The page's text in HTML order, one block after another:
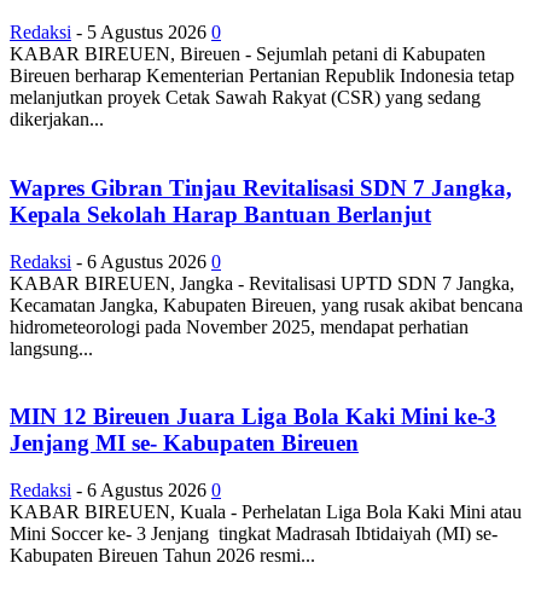
Redaksi - 5 Agustus 2026 0
KABAR BIREUEN, Bireuen - Sejumlah petani di Kabupaten
Bireuen berharap Kementerian Pertanian Republik Indonesia tetap
melanjutkan proyek Cetak Sawah Rakyat (CSR) yang sedang
dikerjakan...
Wapres Gibran Tinjau Revitalisasi SDN 7 Jangka,
Kepala Sekolah Harap Bantuan Berlanjut
Redaksi - 6 Agustus 2026 0
KABAR BIREUEN, Jangka - Revitalisasi UPTD SDN 7 Jangka,
Kecamatan Jangka, Kabupaten Bireuen, yang rusak akibat bencana
hidrometeorologi pada November 2025, mendapat perhatian
langsung...
MIN 12 Bireuen Juara Liga Bola Kaki Mini ke-3
Jenjang MI se- Kabupaten Bireuen
Redaksi - 6 Agustus 2026 0
KABAR BIREUEN, Kuala - Perhelatan Liga Bola Kaki Mini atau
Mini Soccer ke- 3 Jenjang tingkat Madrasah Ibtidaiyah (MI) se-
Kabupaten Bireuen Tahun 2026 resmi...